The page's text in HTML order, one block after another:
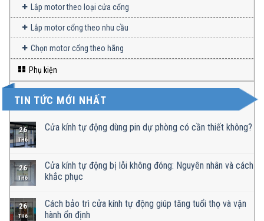
Lắp motor theo loại cửa cổng
Lắp motor cổng theo nhu cầu
Chọn motor cổng theo hãng
Phụ kiện
TIN TỨC MỚI NHẤT
26
TH6
Cửa kính tự động dùng pin dự phòng có cần thiết không?
26
TH6
Cửa kính tự động bị lỗi không đóng: Nguyên nhân và cách
khắc phục
26
TH6
Cách bảo trì cửa kính tự động giúp tăng tuổi thọ và vận
hành ổn định